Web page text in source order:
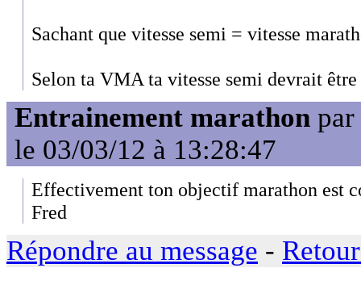
Sachant que vitesse semi = vitesse
Selon ta VMA ta vitesse semi devrait
Entrainement marathon par
le 03/03/12 à 13:28:47
Effectivement ton objectif marathon est
Fred
Répondre au message -